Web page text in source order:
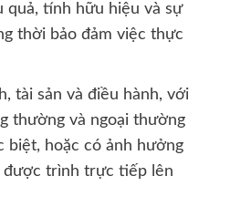
quả, tính hữu hiệu và sự
thời bảo đảm việc thực
tài sản và điều hành, với
thường và ngoại thường
biệt, hoặc có ảnh hưởng
được trình trực tiếp lên